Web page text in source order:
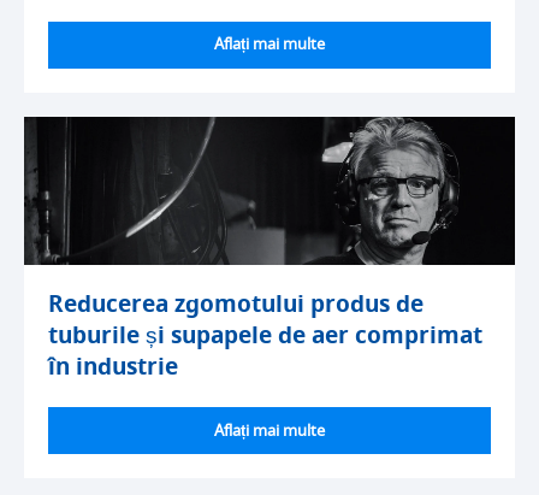
Aflați mai multe
Reducerea zgomotului produs de
tuburile și supapele de aer comprimat
în industrie
Aflați mai multe